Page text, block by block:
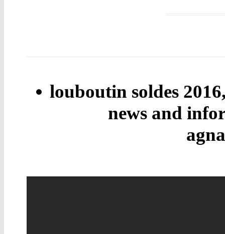
louboutin soldes
news and